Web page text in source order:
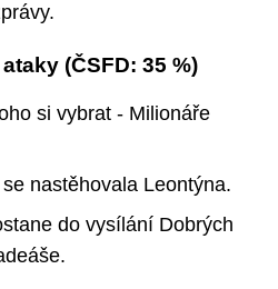
(ČSFD: 35 %)
si vybrat - Milionáře
nastěhovala Leontýna.
do vysílání Dobrých